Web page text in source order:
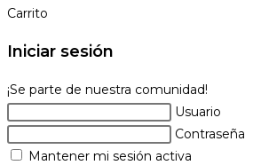
la
Carrito
Iniciar sesión
¡Se parte de nuestra comunidad!
Usuario
Contraseña
Mantener mi sesión activa